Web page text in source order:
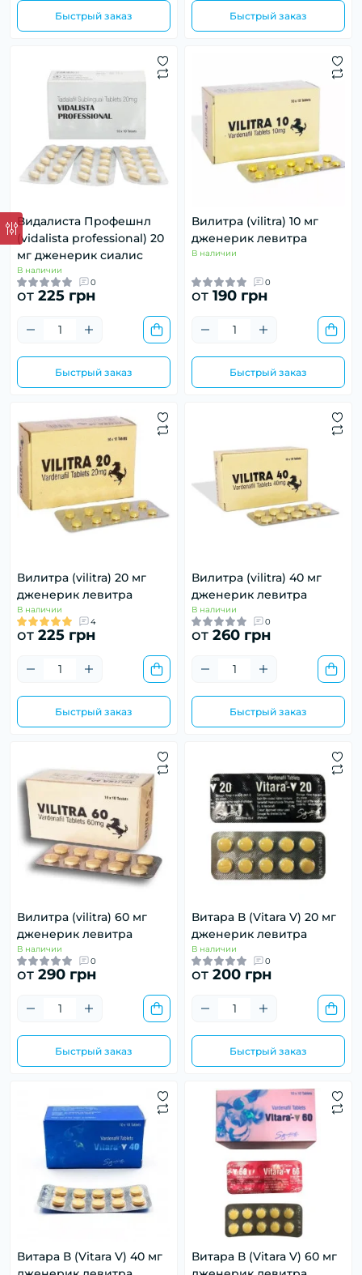
Быстрый заказ Быстрый заказ
Видалиста Профешнл
(vidalista professional) 20
мг дженерик сиалис
В наличии
0
от 225 грн
Быстрый заказ
Вилитра (vilitra) 10 мг
дженерик левитра
В наличии
0
от 190 грн
Быстрый заказ
Вилитра (vilitra) 20 мг
дженерик левитра
В наличии
4
от 225 грн
Быстрый заказ
Вилитра (vilitra) 40 мг
дженерик левитра
В наличии
0
от 260 грн
Быстрый заказ
Вилитра (vilitra) 60 мг
дженерик левитра
В наличии
0
от 290 грн
Быстрый заказ
Витара В (Vitara V) 20 мг
дженерик левитра
В наличии
0
от 200 грн
Быстрый заказ
Витара В (Vitara V) 40 мг
Витара В (Vitara V) 60 мг